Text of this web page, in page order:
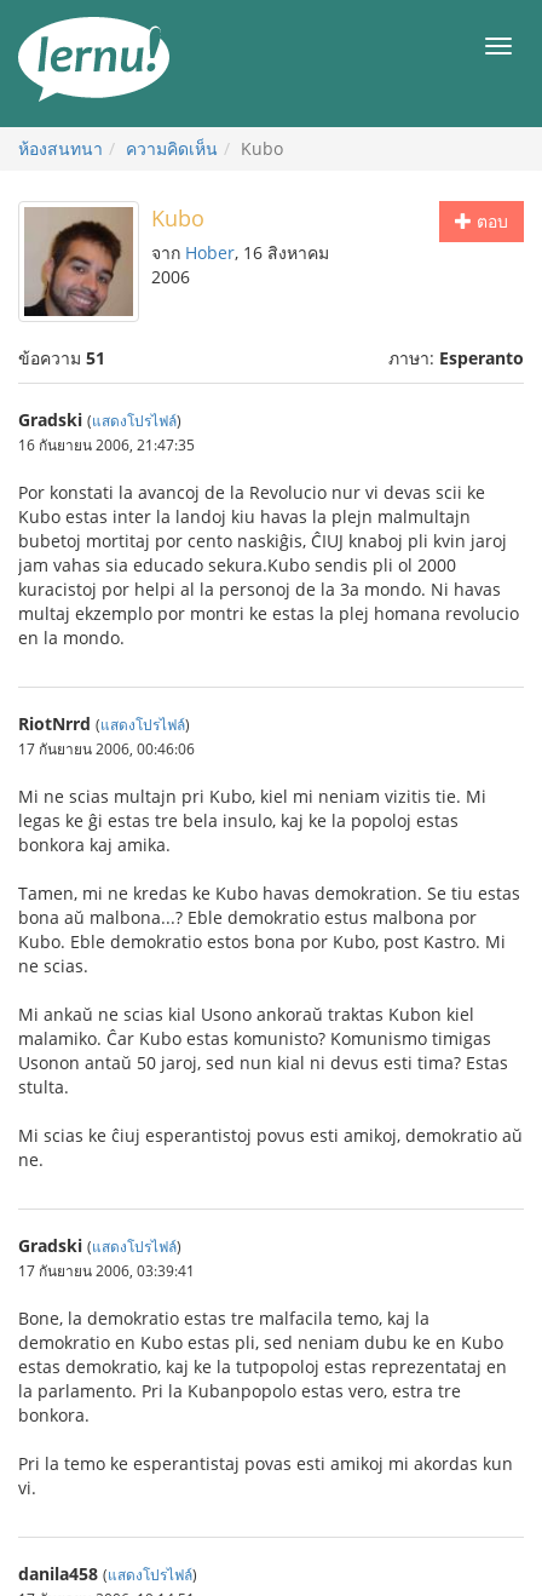
สารบัญ
เมนู
ห้องสนทนา ความคิดเห็น Kubo
ตอบ
Kubo
จาก Hober, 16 สิงหาคม
2006
ข้อความ 51 ภาษา: Esperanto
Gradski (แสดงโปรไฟล์)
16 กันยายน 2006, 21:47:35
Por konstati la avancoj de la Revolucio nur vi devas scii ke
Kubo estas inter la landoj kiu havas la plejn malmultajn
bubetoj mortitaj por cento naskiĝis, ĈIUJ knaboj pli kvin jaroj
jam vahas sia educado sekura.Kubo sendis pli ol 2000
kuracistoj por helpi al la personoj de la 3a mondo. Ni havas
multaj ekzemplo por montri ke estas la plej homana revolucio
en la mondo.
RiotNrrd (แสดงโปรไฟล์)
17 กันยายน 2006, 00:46:06
Mi ne scias multajn pri Kubo, kiel mi neniam vizitis tie. Mi
legas ke ĝi estas tre bela insulo, kaj ke la popoloj estas
bonkora kaj amika.
Tamen, mi ne kredas ke Kubo havas demokration. Se tiu estas
bona aŭ malbona...? Eble demokratio estus malbona por
Kubo. Eble demokratio estos bona por Kubo, post Kastro. Mi
ne scias.
Mi ankaŭ ne scias kial Usono ankoraŭ traktas Kubon kiel
malamiko. Ĉar Kubo estas komunisto? Komunismo timigas
Usonon antaŭ 50 jaroj, sed nun kial ni devus esti tima? Estas
stulta.
Mi scias ke ĉiuj esperantistoj povus esti amikoj, demokratio aŭ
ne.
Gradski (แสดงโปรไฟล์)
17 กันยายน 2006, 03:39:41
Bone, la demokratio estas tre malfacila temo, kaj la
demokratio en Kubo estas pli, sed neniam dubu ke en Kubo
estas demokratio, kaj ke la tutpopoloj estas reprezentataj en
la parlamento. Pri la Kubanpopolo estas vero, estra tre
bonkora.
Pri la temo ke esperantistaj povas esti amikoj mi akordas kun
vi.
danila458 (แสดงโปรไฟล์)